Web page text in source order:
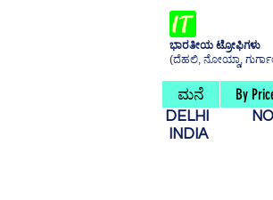
ಭಾರತೀಯ ಟ್ರೋಫಿಗಳು
(ದೆಹಲಿ, ನೋಯ್ಡಾ,
ಮನೆ By
DELHI
INDIA